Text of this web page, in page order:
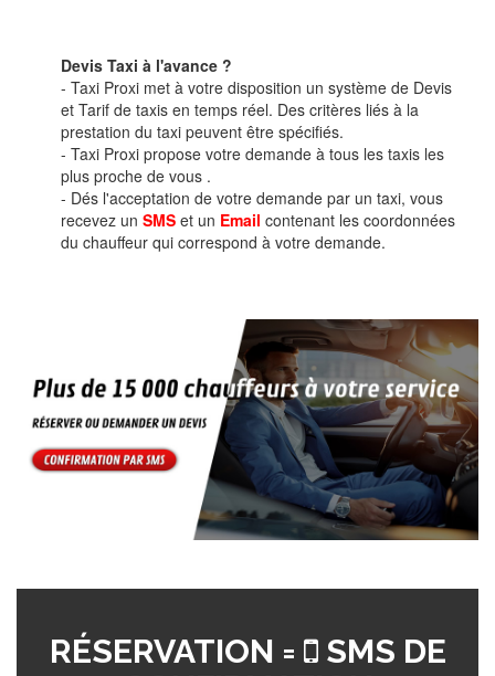
Devis Taxi à l'avance ?
- Taxi Proxi met à votre disposition un système de Devis
et Tarif de taxis en temps réel. Des critères liés à la
prestation du taxi peuvent être spécifiés.
- Taxi Proxi propose votre demande à tous les taxis les
plus proche de vous .
- Dés l'acceptation de votre demande par un taxi, vous
recevez un SMS et un Email contenant les coordonnées
du chauffeur qui correspond à votre demande.
RÉSERVATION =
SMS DE